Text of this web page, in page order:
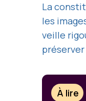
La
les
veille
À lire